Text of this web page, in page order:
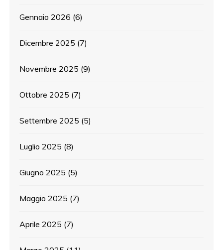
Gennaio 2026 (6)
Dicembre 2025 (7)
Novembre 2025 (9)
Ottobre 2025 (7)
Settembre 2025 (5)
Luglio 2025 (8)
Giugno 2025 (5)
Maggio 2025 (7)
Aprile 2025 (7)